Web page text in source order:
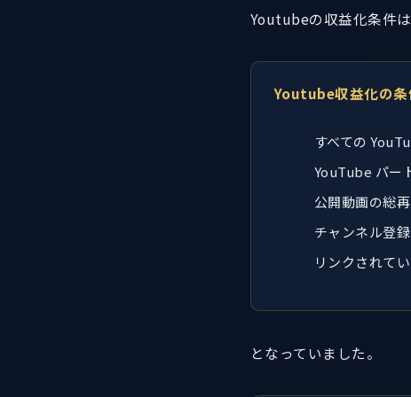
Youtubeの収益化条件
Youtube収益化の条
すべての
YouTube パー
公開動画の総
チャンネル登
リンクされて
となっていました。